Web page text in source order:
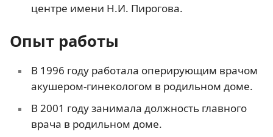
центре имени Н.И. Пирогова.
Опыт работы
В 1996 году работала оперирующим врачом
акушером-гинекологом в родильном доме.
В 2001 году занимала должность главного
врача в родильном доме.